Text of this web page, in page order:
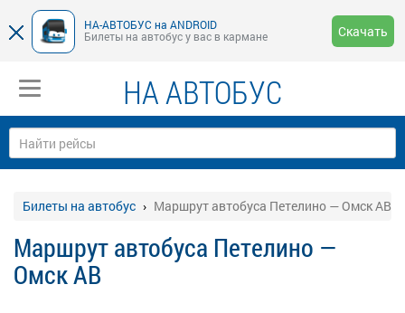
НА-АВТОБУС на ANDROID
Билеты на автобус у вас в кармане
Скачать
НА АВТОБУС
Билеты на автобус Маршрут автобуса Петелино — Омск АВ
Маршрут автобуса Петелино —
Омск АВ